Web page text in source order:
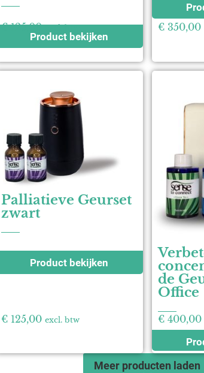
€125,00
Product bekijken
€350,00
Palliatieve Geurset
zwart
€125,00 excl. btw
Product bekijken
de
Office
€400,00
Meer producten laden